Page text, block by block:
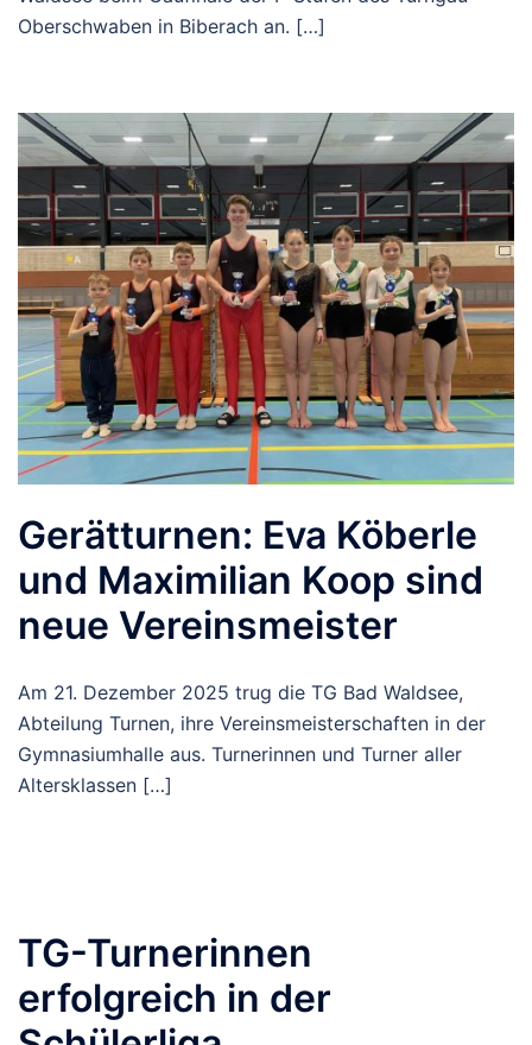
Oberschwaben in Biberach an. […]
Gerätturnen: Eva Köberle
und Maximilian Koop sind
neue Vereinsmeister
Am 21. Dezember 2025 trug die TG Bad Waldsee,
Abteilung Turnen, ihre Vereinsmeisterschaften in der
Gymnasiumhalle aus. Turnerinnen und Turner aller
Altersklassen […]
TG-Turnerinnen
erfolgreich in der